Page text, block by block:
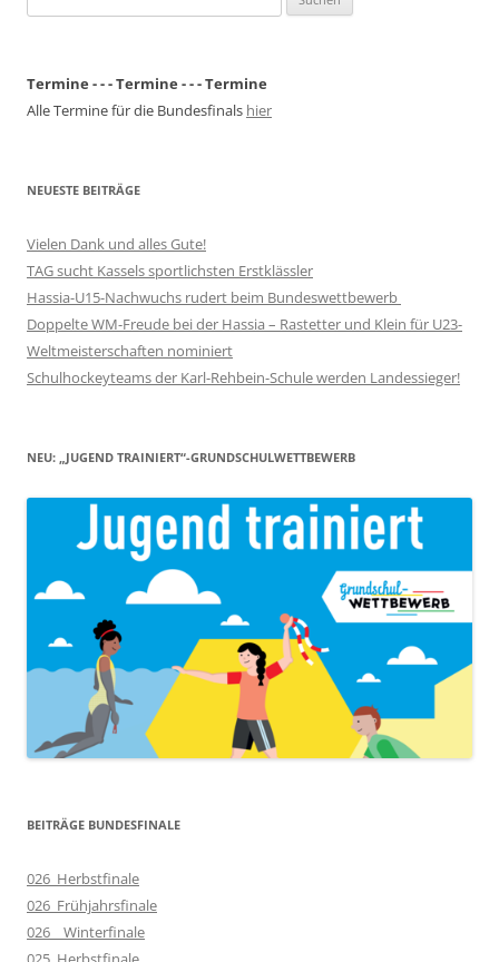
nach:
Termine - - - Termine - - - Termine
Alle Termine für die Bundesfinals hier
NEUESTE BEITRÄGE
Vielen Dank und alles Gute!
TAG sucht Kassels sportlichsten Erstklässler
Hassia-U15-Nachwuchs rudert beim Bundeswettbewerb
Doppelte WM-Freude bei der Hassia – Rastetter und Klein für U23-
Weltmeisterschaften nominiert
Schulhockeyteams der Karl-Rehbein-Schule werden Landessieger!
NEU: „JUGEND TRAINIERT“-GRUNDSCHULWETTBEWERB
BEITRÄGE BUNDESFINALE
026_Herbstfinale
026_Frühjahrsfinale
026__Winterfinale